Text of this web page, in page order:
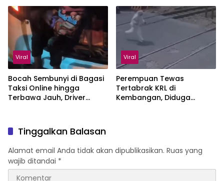
Viral
Bocah Sembunyi di Bagasi
Taksi Online hingga
Terbawa Jauh, Driver
Viral
Perempuan Tewas
Tertabrak KRL di
Kembangan, Diduga
Tinggalkan Balasan
Alamat email Anda tidak akan dipublikasikan. Ruas yang
wajib ditandai *